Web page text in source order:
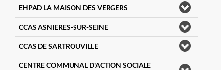
EHPAD LA MAISON DES VERGERS
CCAS ASNIERES-SUR-SEINE
CCAS DE SARTROUVILLE
CENTRE COMMUNAL D'ACTION SOCIALE